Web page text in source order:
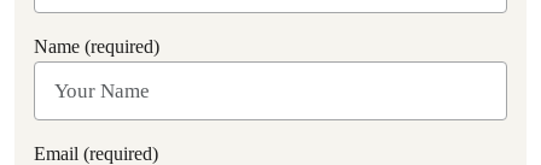
Name (required)
Email (required)